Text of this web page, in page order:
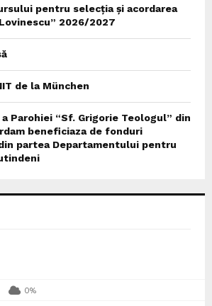
pentru selecția și acordarea
2026/2027
de la München
Parohiei “Sf. Grigorie Teologul” din
beneficiaza de fonduri
partea Departamentului pentru
0%